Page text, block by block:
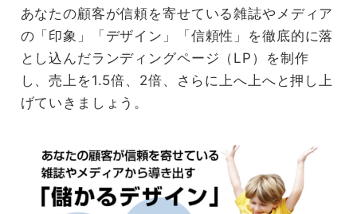
あなたの顧客が信頼を寄せている雑誌やメディア
の「印象」「デザイン」「信頼性」を徹底的に落
とし込んだランディングページ（LP）を制作
し、売上を1.5倍、2倍、さらに上へ上へと押し上
げていきましょう。